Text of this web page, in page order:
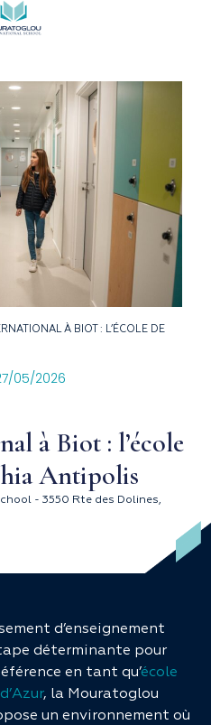
À BIOT : L’ÉCOLE DE
05/2026
à Biot : l’école
Antipolis
- 3550 Rte des Dolines,
d’enseignement
déterminante pour
en tant qu’école
, la Mouratoglou
un environnement où